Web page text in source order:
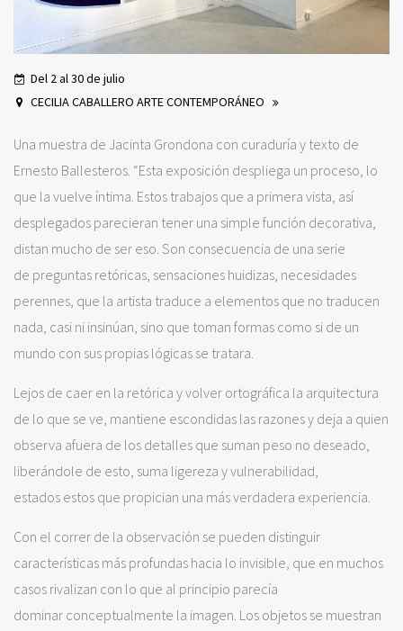
Del 2 al 30 de julio
CECILIA CABALLERO ARTE CONTEMPORÁNEO
Una muestra de Jacinta Grondona con curaduría y texto de
Ernesto Ballesteros. “Esta exposición despliega un proceso, lo
que la vuelve íntima. Estos trabajos que a primera vista, así
desplegados parecieran tener una simple función decorativa,
distan mucho de ser eso. Son consecuencia de una serie
de preguntas retóricas, sensaciones huidizas, necesidades
perennes, que la artista traduce a elementos que no traducen
nada, casi ni insinúan, sino que toman formas como si de un
mundo con sus propias lógicas se tratara.
Lejos de caer en la retórica y volver ortográfica la arquitectura
de lo que se ve, mantiene escondidas las razones y deja a quien
observa afuera de los detalles que suman peso no deseado,
liberándole de esto, suma ligereza y vulnerabilidad,
estados estos que propician una más verdadera experiencia.
Con el correr de la observación se pueden distinguir
características más profundas hacia lo invisible, que en muchos
casos rivalizan con lo que al principio parecía
dominar conceptualmente la imagen. Los objetos se muestran